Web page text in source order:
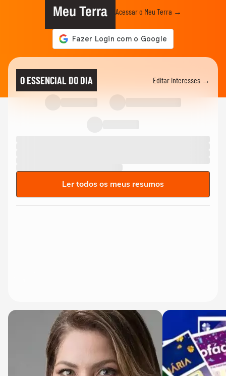
Meu Terra Acessar o Meu Terra →
O ESSENCIAL DO DIA Editar interesses →
Ler todos os meus resumos